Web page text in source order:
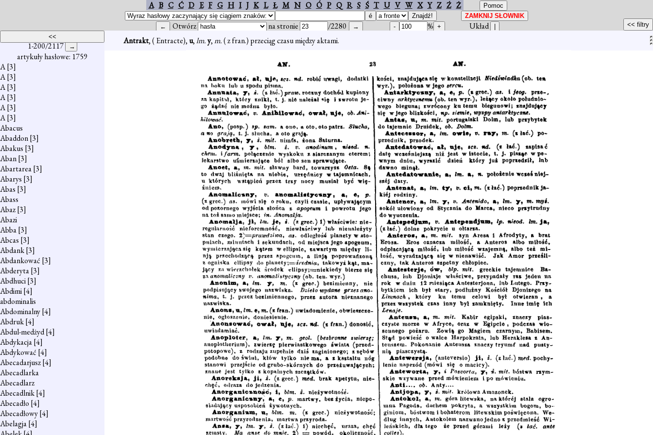
A B C Ć D E F G H I J K L Ł M N O Ó P Q R S Ś T U V W X Y Z Ź Ż
Otwórz na stronie /2280 %
Układ
1-200/2117
artykuły hasłowe: 1759
A[3]
A[3]
A[3]
A[3]
A[3]
A[3]
Abacus
Abaddon[3]
Abakus [3]
Aban[3]
Abartarea[3]
Abarys [3]
Abas [3]
Abass
Abaz[3]
Abazi
Abba[3]
Abcas [3]
Abdank[3]
Abdankować [3]
Abderyta[3]
Abdhuci[3]
Abdimi[4]
abdominalis
Abdominalny[4]
Abdruk[4]
Abdul-medżyd[4]
Abdykacja[4]
Abdykować [4]
Abecadarjusz[4]
Abecadlarka
Abecadlarz
Abecadlnik[4]
Abecadło [4]
Abecadłowy[4]
Abelagja[4]
Antrakt, ( Entracte), u,lm.y,m.( z fran.) przeciąg czasu między aktami.